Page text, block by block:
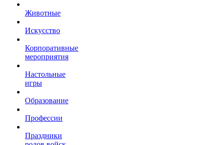
Животные
Искусство
Корпоративные
мероприятия
Настольные
игры
Образование
Профессии
Праздники